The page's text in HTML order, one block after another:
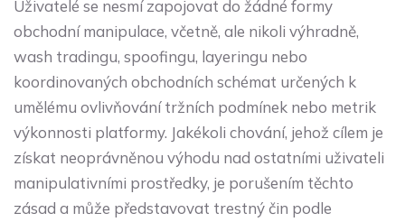
Uživatelé se nesmí zapojovat do žádné formy
obchodní manipulace, včetně, ale nikoli výhradně,
wash tradingu, spoofingu, layeringu nebo
koordinovaných obchodních schémat určených k
umělému ovlivňování tržních podmínek nebo metrik
výkonnosti platformy. Jakékoli chování, jehož cílem je
získat neoprávněnou výhodu nad ostatními uživateli
manipulativními prostředky, je porušením těchto
zásad a může představovat trestný čin podle